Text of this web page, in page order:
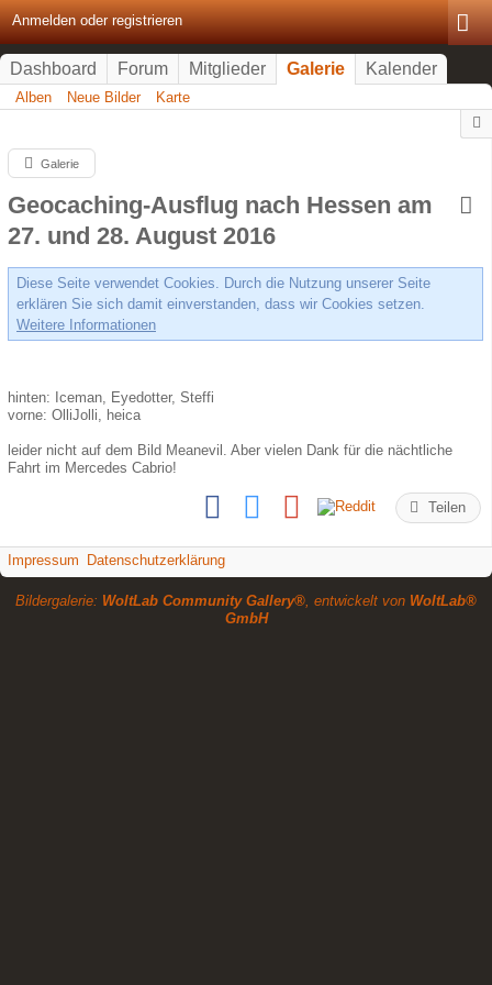
Anmelden oder registrieren
Dashboard Forum Mitglieder Galerie Kalender
Alben Neue Bilder Karte
Galerie
Geocaching-Ausflug nach Hessen am
27. und 28. August 2016
Diese Seite verwendet Cookies. Durch die Nutzung unserer Seite
erklären Sie sich damit einverstanden, dass wir Cookies setzen.
Weitere Informationen
hinten: Iceman, Eyedotter, Steffi
vorne: OlliJolli, heica
leider nicht auf dem Bild Meanevil. Aber vielen Dank für die nächtliche
Fahrt im Mercedes Cabrio!
Teilen
Impressum Datenschutzerklärung
Bildergalerie: WoltLab Community Gallery®, entwickelt von WoltLab®
GmbH